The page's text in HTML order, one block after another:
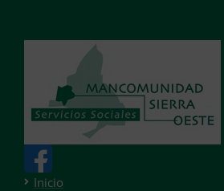
Inicio